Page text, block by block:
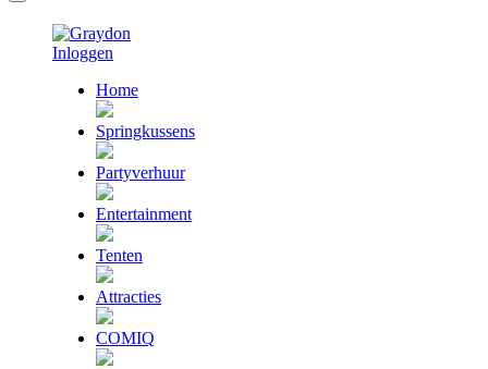
Inloggen
Home
Springkussens
Partyverhuur
Entertainment
Tenten
Attracties
COMIQ